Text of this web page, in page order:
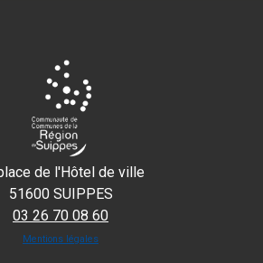
de l'Hôtel de ville
51600 SUIPPES
03 26 70 08 60
Mentions légales